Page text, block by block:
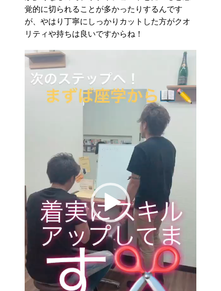
覚的に切られることが多かったりするんです
が、やはり丁寧にしっかりカットした方がクオ
リティや持ちは良いですからね！
動
画
プ
レ